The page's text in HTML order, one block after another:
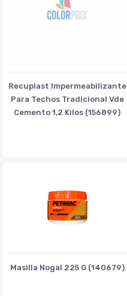
Recuplast Impermeabilizante
Para Techos Tradicional Vde
Cemento 1,2 Kilos (156899)
Masilla Nogal 225 G (140679)